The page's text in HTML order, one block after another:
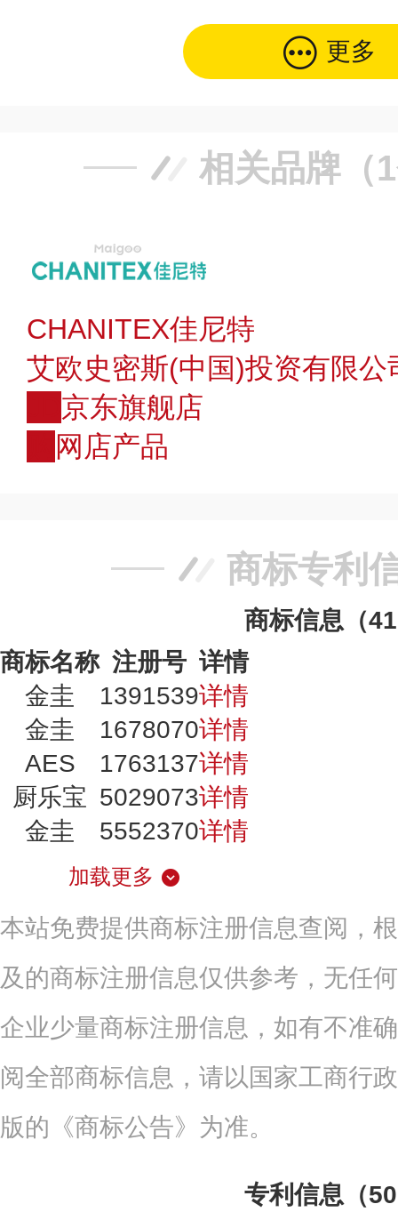
更多
相关品牌（
CHANITEX佳尼特
艾欧史密斯(中国)投资有限公
京东旗舰店
网店产品
商标专利
商标信息（
商标名称 注册号 详情
金圭
1391539详情
金圭
1678070详情
AES
1763137详情
厨乐宝 5029073详情
金圭
5552370详情
加载更多
本站免费提供商标注册信息查阅，
及的商标注册信息仅供参考，无任
企业少量商标注册信息，如有不准
阅全部商标信息，请以国家工商行
版的《商标公告》为准。
专利信息（